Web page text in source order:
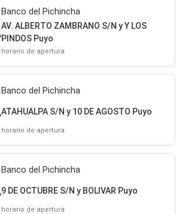
Banco del Pichincha
AV. ALBERTO ZAMBRANO S/N y Y LOS
PINDOS Puyo
horario de apertura
Banco del Pichincha
ATAHUALPA S/N y 10 DE AGOSTO Puyo
horario de apertura
Banco del Pichincha
9 DE OCTUBRE S/N y BOLIVAR Puyo
horario de apertura